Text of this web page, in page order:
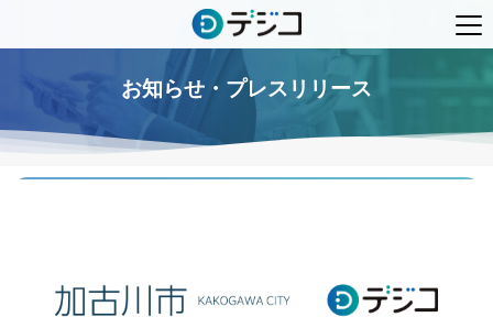
お知らせ・プレスリリース